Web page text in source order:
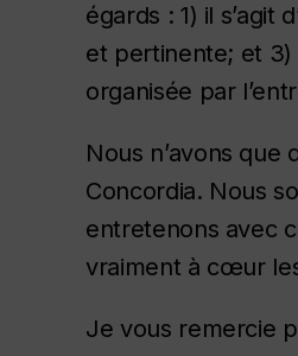
égards : 1) il
et pertinente; et 3)
organisée par
Nous n’avons que
Concordia. Nous
entretenons avec
vraiment à cœur
Je vous remercie